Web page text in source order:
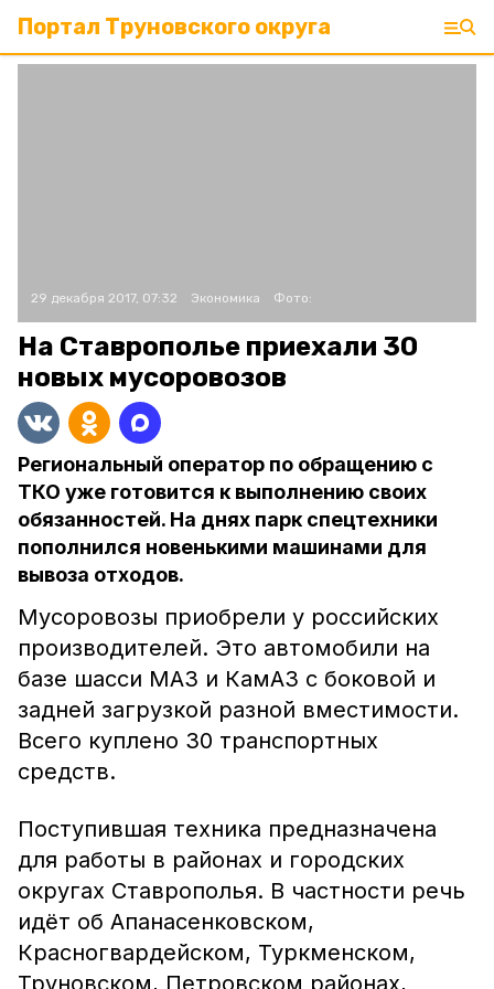
Портал Труновского округа
29 декабря 2017, 07:32 Экономика Фото:
На Ставрополье приехали 30
новых мусоровозов
Региональный оператор по обращению с
ТКО уже готовится к выполнению своих
обязанностей. На днях парк спецтехники
пополнился новенькими машинами для
вывоза отходов.
Мусоровозы приобрели у российских
производителей. Это автомобили на
базе шасси МАЗ и КамАЗ с боковой и
задней загрузкой разной вместимости.
Всего куплено 30 транспортных
средств.
Поступившая техника предназначена
для работы в районах и городских
округах Ставрополья. В частности речь
идёт об Апанасенковском,
Красногвардейском, Туркменском,
Труновском, Петровском районах,